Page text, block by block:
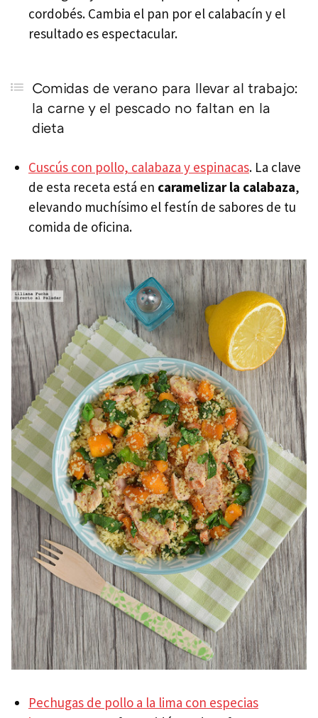
cordobés. Cambia el pan por el calabacín y el
resultado es espectacular.
Comidas de verano para llevar al trabajo:
la carne y el pescado no faltan en la
dieta
Cuscús con pollo, calabaza y espinacas. La clave
de esta receta está en caramelizar la calabaza,
elevando muchísimo el festín de sabores de tu
comida de oficina.
Pechugas de pollo a la lima con especias